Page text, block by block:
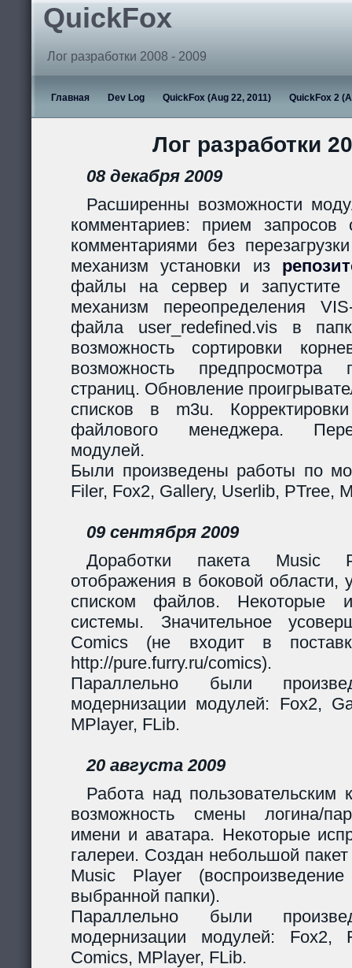
QuickFox
Лог разработки 2008 - 2009
Главная Dev Log QuickFox (Aug 22, 2011) QuickFox 2
Лог разработки
08 декабря 2009
Расширенны возможности
комментариев: прием запросов
комментариями без
механизм установки из
файлы на сервер и запустите
механизм переопределения
файла user_redefined.vis в
возможность сортировки
возможность предпросмотра
страниц. Обновление
списков в m3u.
файлового менеджера.
модулей.
Были произведены работы по
Filer, Fox2, Gallery, Userlib, PTree,
09 сентября 2009
Доработки пакета Music
отображения в боковой области,
списком файлов. Некоторые
системы. Значительное
Comics (не входит в
http://pure.furry.ru/comics).
Параллельно были
модернизации модулей: Fox2,
MPlayer, FLib.
20 августа 2009
Работа над пользовательским
возможность смены логина/
имени и аватара. Некоторые
галереи. Создан небольшой
Music Player
выбранной папки).
Параллельно были
модернизации модулей: Fox2,
Comics, MPlayer, FLib.